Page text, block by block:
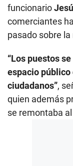
funcionario
comerciantes
pasado sobre
“Los puestos
espacio público
ciudadanos”,
quien además
se remontaba